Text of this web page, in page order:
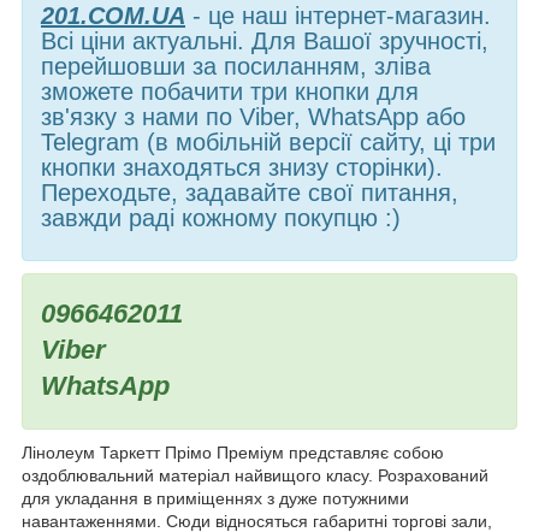
201.COM.UA - це наш інтернет-магазин.
Всі ціни актуальні. Для Вашої зручності,
перейшовши за посиланням, зліва
зможете побачити три кнопки для
зв'язку з нами по Viber, WhatsApp або
Telegram (в мобільній версії сайту, ці три
кнопки знаходяться знизу сторінки).
Переходьте, задавайте свої питання,
завжди раді кожному покупцю :)
0966462011
Viber
WhatsApp
Лінолеум Таркетт Прімо Преміум представляє собою
оздоблювальний матеріал найвищого класу. Розрахований
для укладання в приміщеннях з дуже потужними
навантаженнями. Сюди відносяться габаритні торгові зали,